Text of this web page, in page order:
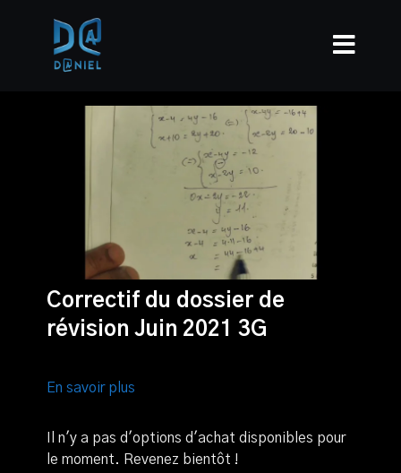
Correctif du dossier de
révision Juin 2021 3G
En savoir plus
Il n'y a pas d'options d'achat disponibles pour
le moment. Revenez bientôt !